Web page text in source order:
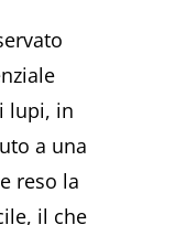
lupi, in
a una
reso la
il che